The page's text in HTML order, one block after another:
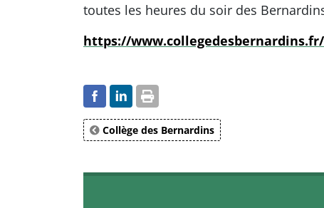
toutes les heures du soir des
https://
Collège des Bernardins